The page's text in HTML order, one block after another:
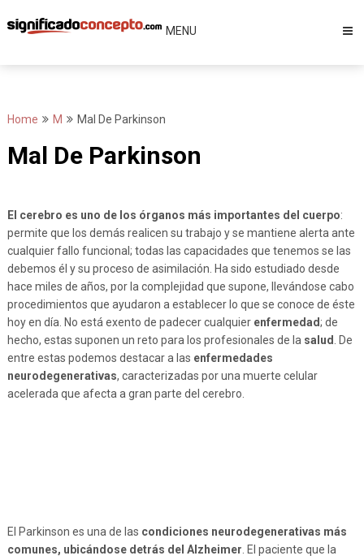
to
MENU
Home M Mal De Parkinson
Mal De Parkinson
El cerebro es uno de los órganos más importantes del cuerpo:
permite que los demás realicen su trabajo y se mantiene alerta ante
cualquier fallo funcional; todas las capacidades que tenemos se las
debemos él y su proceso de asimilación. Ha sido estudiado desde
hace miles de años, por la complejidad que supone, llevándose cabo
procedimientos que ayudaron a establecer lo que se conoce de éste
hoy en día. No está exento de padecer cualquier enfermedad; de
hecho, estas suponen un reto para los profesionales de la salud
. De
entre estas podemos destacar a las enfermedades
neurodegenerativas, caracterizadas por una muerte celular
acelerada que afecta a gran parte del cerebro.
El Parkinson es una de las condiciones neurodegenerativas más
comunes, ubicándose detrás del Alzheimer . El paciente que la